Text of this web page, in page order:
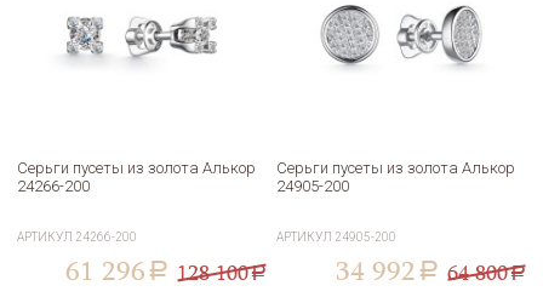
Серьги пусеты из золота Алькор
24266-200
АРТИКУЛ 24266-200
61 296 a 128 100a
Серьги пусеты из золота Алькор
24905-200
АРТИКУЛ 24905-200
34 992 a 64 800a